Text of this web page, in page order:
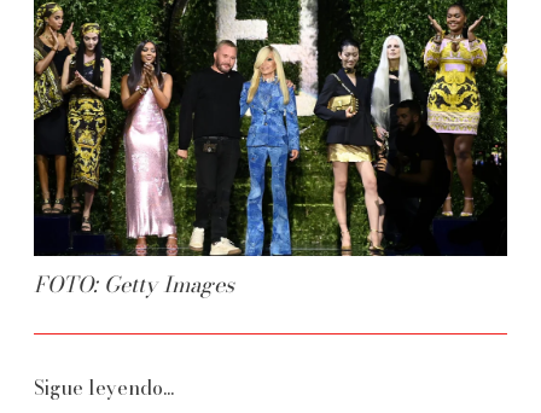
FOTO: Getty Images
Sigue leyendo...